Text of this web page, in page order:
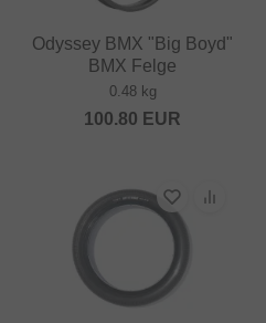
Odyssey BMX "Big Boyd"
BMX Felge
0.48 kg
100.80 EUR